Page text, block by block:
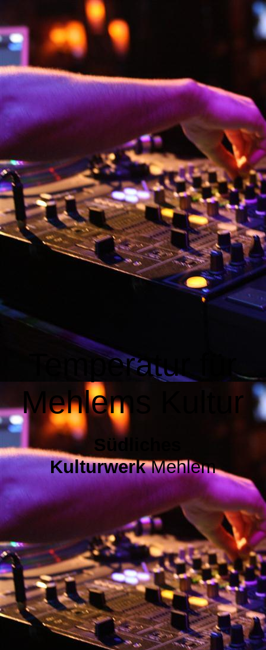
Temperatur für
Mehlems Kultur
Südliches
KulturwerkMehlem
Startseite
Über uns, unsere Ziele und Kooperationen
Kultur-Events
Galerie
Newsletter
Mitgliedschaft
Datenschutzerklärung